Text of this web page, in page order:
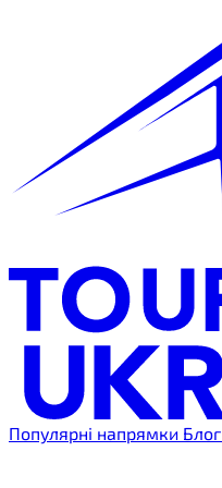
Популярні напрямки Блог